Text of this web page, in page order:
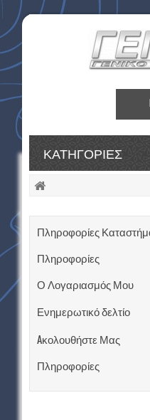
ΚΑΤΗΓΟΡΊΕΣ
Πληροφορίες
Πληροφορίες
Ο Λογαριασμός Μου
Ενημερωτικό δελτίο
Aκολουθήστε Μας
Πληροφορίες